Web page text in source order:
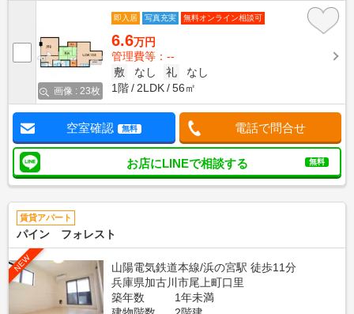
画像 : 23枚
即入居 写真充実 無料オンライン相談可
6.6万円
管理費等：--
敷
なし 礼
なし
1階
2LDK 56㎡
空室確認 無料 電話で問合せ
お店にLINEで相談する 無料
賃貸アパート
パイン フォレスト
NEW
山陽電気鉄道本線/浜の宮駅 徒歩11分
兵庫県加古川市尾上町口里
築年数
1年未満